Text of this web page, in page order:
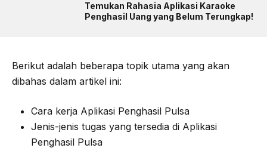
Temukan Rahasia Aplikasi Karaoke
Penghasil Uang yang Belum Terungkap!
Berikut adalah beberapa topik utama yang akan
dibahas dalam artikel ini:
Cara kerja Aplikasi Penghasil Pulsa
Jenis-jenis tugas yang tersedia di Aplikasi
Penghasil Pulsa